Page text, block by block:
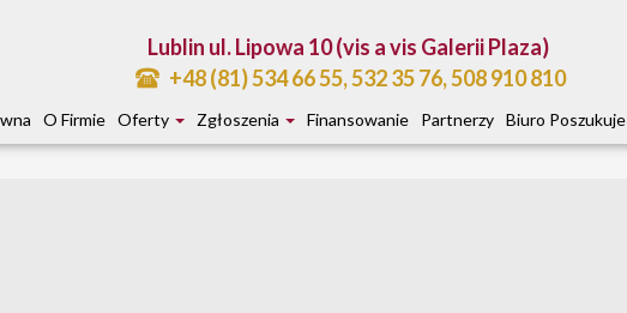
Lublin ul. Lipowa 10 (vis a vis Galerii Plaza)
+48 (81) 534 66 55, 532 35 76, 508 910 810
O Firmie Oferty Zgłoszenia Finansowanie Partnerzy Biuro Poszukuje